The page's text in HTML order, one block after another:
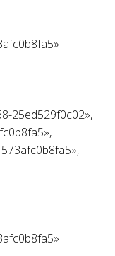
25ed529f0c02»,